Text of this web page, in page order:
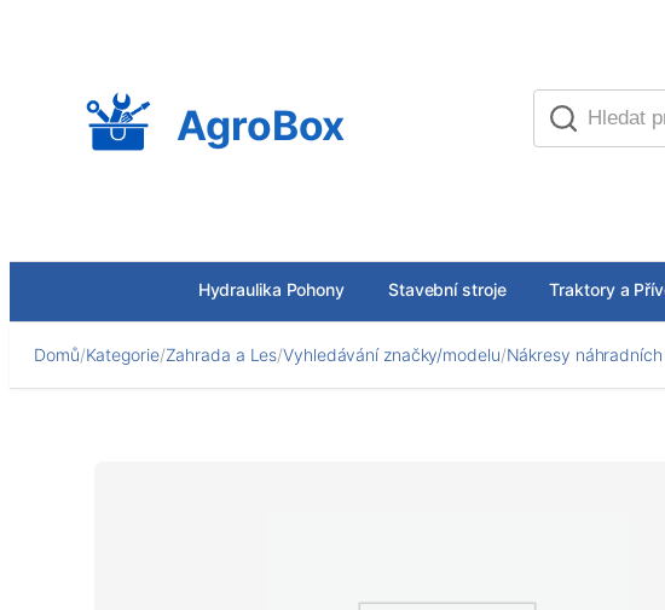
AgroBox
Hydraulika Pohony Stavební stroje Traktory a
Domů/Kategorie/Zahrada a Les/Vyhledávání značky/modelu/Nákresy